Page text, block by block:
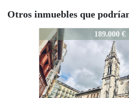
Otros inmuebles que
189.000 €
273-0226 189.000 €